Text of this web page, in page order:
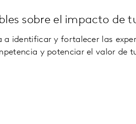
sobre el impacto de
a identificar y fortalecer las
y potenciar el valor de